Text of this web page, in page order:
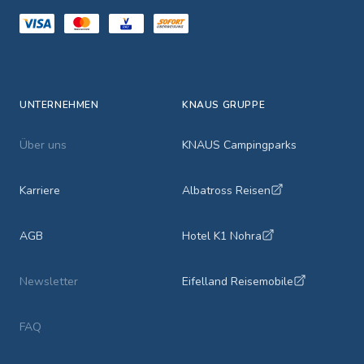
UNTERNEHMEN
Über uns
Karriere
AGB
Newsletter
FAQ
KNAUS GRUPPE
KNAUS Campingparks
Albatross Reisen
Hotel K1 Nohra
Eifelland Reisemobile